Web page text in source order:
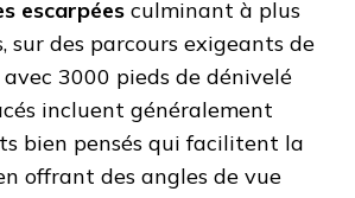
escarpées culminant à plus
sur des parcours exigeants de
3000 pieds de dénivelé
incluent généralement
bien pensés qui facilitent la
offrant des angles de vue